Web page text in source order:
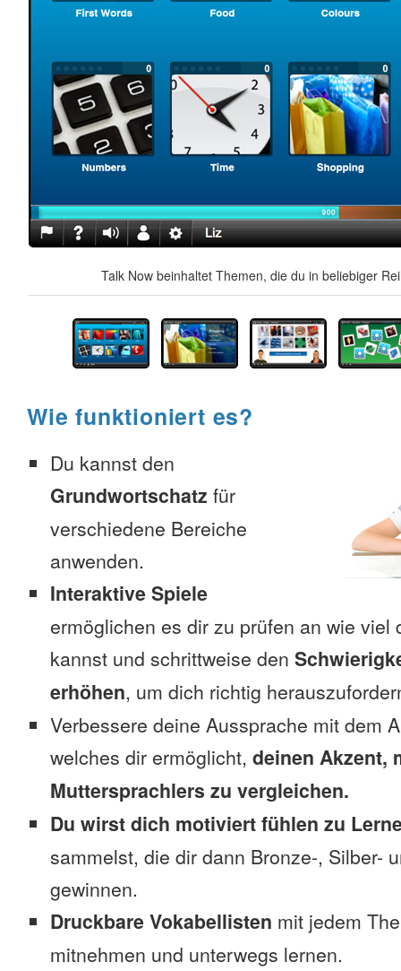
Talk Now beinhaltet Themen, die du in beliebiger
Wie funktioniert es?
Du kannst den
Grundwortschatz für
verschiedene Bereiche
anwenden.
Interaktive Spiele
ermöglichen es dir zu prüfen an wie viel
kannst und schrittweise den
erhöhen, um dich richtig
Verbessere deine Aussprache mit dem
welches dir ermöglicht, deinen Akzent,
Muttersprachlers zu vergleichen.
Du wirst dich motiviert fühlen zu
sammelst, die dir dann Bronze-, Silber-
gewinnen.
Druckbare Vokabellisten mit jedem
mitnehmen und unterwegs lernen.